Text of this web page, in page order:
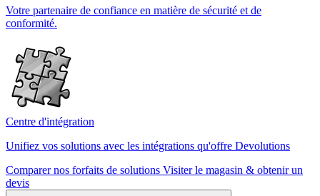
Votre partenaire de confiance en matière de sécurité et de
conformité.
Centre d'intégration
Unifiez vos solutions avec les intégrations qu'offre Devolutions
Comparer nos forfaits de solutions Visiter le magasin & obtenir un
devis